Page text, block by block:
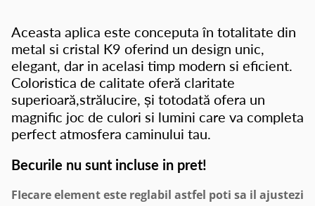
Aceasta aplica este conceputa în totalitate din
metal si cristal K9 oferind un design unic,
elegant, dar in acelasi timp modern si eficient.
Coloristica de calitate oferă claritate
superioară,strălucire, și totodată ofera un
magnific joc de culori si lumini care va completa
perfect atmosfera caminului tau.
Becurile nu sunt incluse in pret!
FIecare element este reglabil astfel poti sa il ajustezi